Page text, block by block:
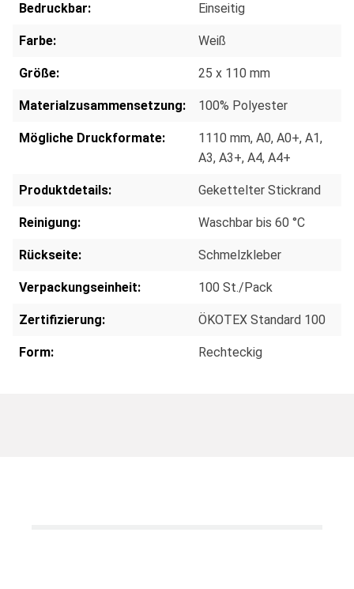
Bedruckbar: Einseitig
Farbe: Weiß
Größe: 25 x 110 mm
Materialzusammensetzung: 100% Polyester
Mögliche Druckformate: 1110 mm, A0, A0+, A1,
A3, A3+, A4, A4+
Produktdetails: Gekettelter Stickrand
Reinigung: Waschbar bis 60 °C
Rückseite: Schmelzkleber
Verpackungseinheit: 100 St./Pack
Zertifizierung: ÖKOTEX Standard 100
Form: Rechteckig